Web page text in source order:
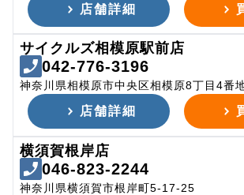
店舗詳細
サイクルズ相模原駅前店
042-776-3196
神奈川県相模原市中央区相模原8丁目4番
店舗詳細
横須賀根岸店
046-823-2244
神奈川県横須賀市根岸町5-17-25